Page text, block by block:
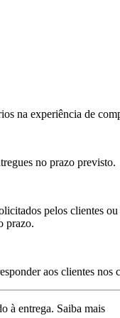
na experiência de
no prazo previsto.
pelos clientes
prazo.
aos clientes
à entrega. Saiba mais